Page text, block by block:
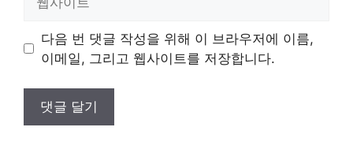
트
다음 번 댓글 작성을 위해 이 브라우저에 이름,
이메일, 그리고 웹사이트를 저장합니다.